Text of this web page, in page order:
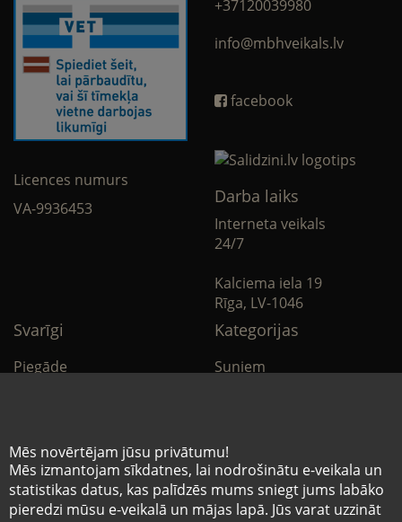
Mēs novērtējam jūsu privātumu!
Mēs izmantojam sīkdatnes, lai nodrošinātu e-veikala un
statistikas datus, kas palīdzēs mums sniegt jums labāko
pieredzi mūsu e-veikalā un mājas lapā. Jūs varat uzzināt
Licences numurs
VA-9936453
+37120039980
info@mbhveikals.lv
facebook
Darba laiks
Interneta veikals
24/7
Kalciema iela 19
Rīga, LV-1046
Svarīgi
Piegāde
Noteikumi
Privātuma politika
Sīkdatņu noteikumi
Kategorijas
Suņiem
Citi
E-Aptieka